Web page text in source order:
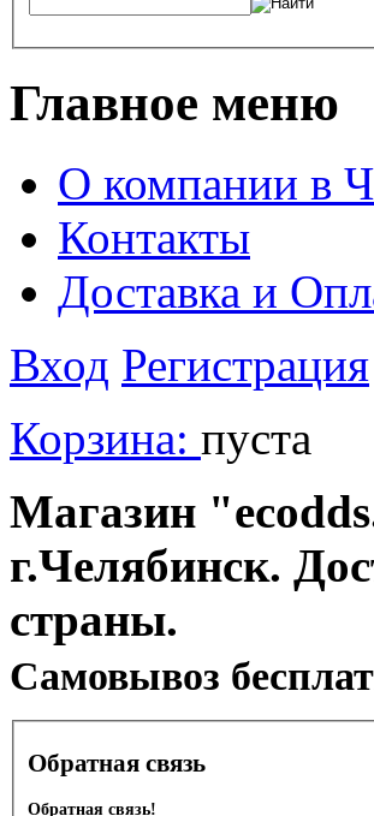
Главное меню
О компании в
Контакты
Доставка и
Вход Регистрация
Корзина: пуста
Магазин
г.Челябинск.
страны.
Cамовывоз
Обратная связь
Обратная связь!